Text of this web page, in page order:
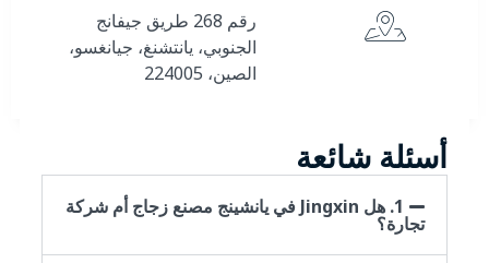
رقم 268 طريق جيفانج
الجنوبي، يانتشنغ، جيانغسو،
الصين، 224005
أسئلة شائعة
1. هل Jingxin في يانشينج مصنع زجاج أم شركة
تجارة؟